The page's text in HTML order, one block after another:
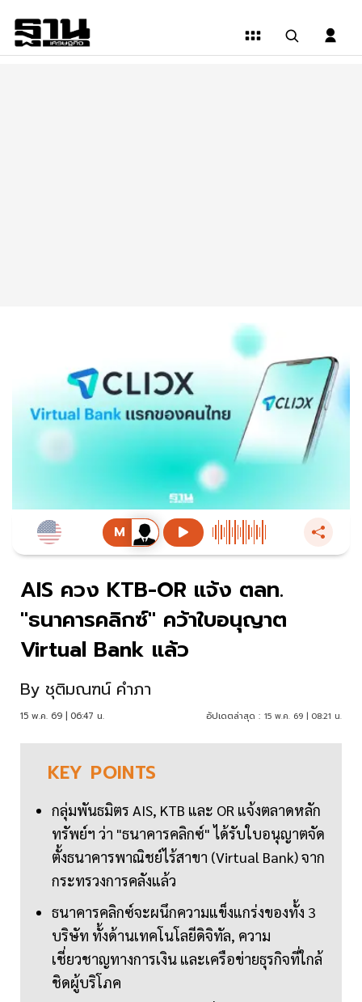
AIS ควง KTB-OR แจ้ง ตลท.
"ธนาคารคลิกซ์" คว้าใบอนุญาต
Virtual Bank แล้ว
By ชุติมณฑน์ คำภา
15 พ.ค. 69 | 06:47 น. อัปเดตล่าสุด : 15 พ.ค. 69 | 08:21 น.
KEY POINTS
กลุ่มพันธมิตร AIS, KTB และ OR แจ้งตลาดหลัก
ทรัพย์ฯ ว่า "ธนาคารคลิกซ์" ได้รับใบอนุญาตจัด
ตั้งธนาคารพาณิชย์ไร้สาขา (Virtual Bank) จาก
กระทรวงการคลังแล้ว
ธนาคารคลิกซ์จะผนึกความแข็งแกร่งของทั้ง 3
บริษัท ทั้งด้านเทคโนโลยีดิจิทัล, ความ
เชี่ยวชาญทางการเงิน และเครือข่ายธุรกิจที่ใกล้
ชิดผู้บริโภค